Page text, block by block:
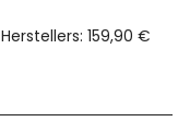
: 159,90 €